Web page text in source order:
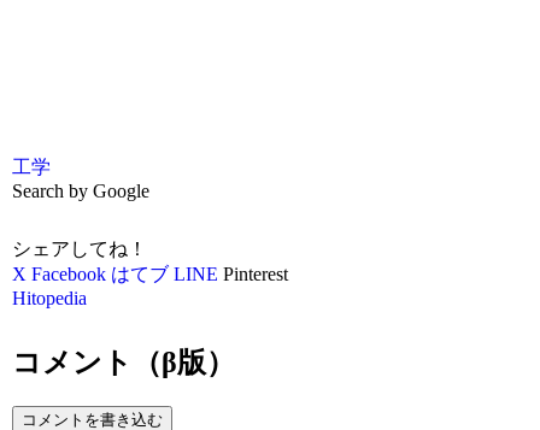
工学
Search by Google
シェアしてね！
X Facebook はてブ LINE Pinterest
Hitopedia
コメント（β版）
コメントを書き込む